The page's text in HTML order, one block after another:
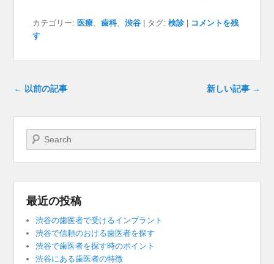
カテゴリー: 医療 、歯科、渋谷 タグ: 検診
コメントを残
す
投稿ナビゲーション
← 以前の記事 新しい記事 →
検索開始
最近の投稿
渋谷の歯医者で受けるインプラント
渋谷で信頼のおける歯医者を探す
渋谷で歯医者を探す時のポイント
渋谷にある歯医者の特徴